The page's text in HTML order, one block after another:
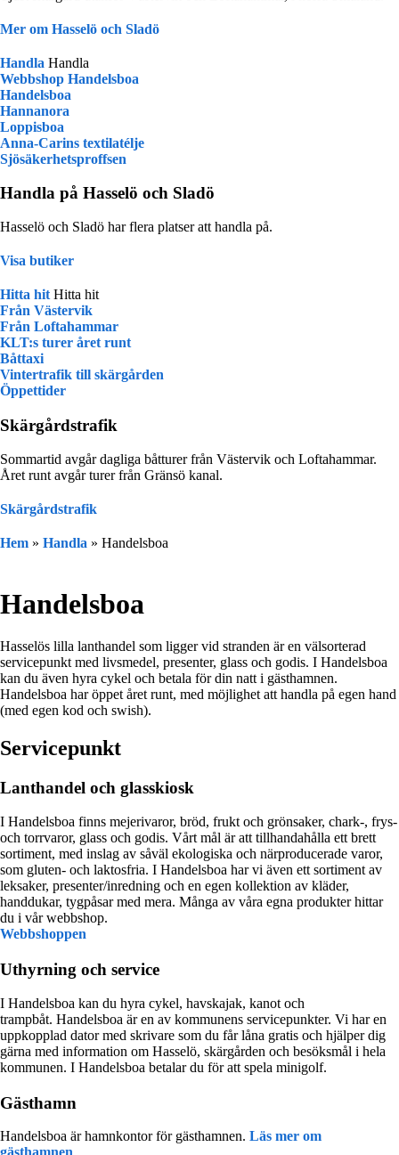
Mer om Hasselö och Sladö
Handla Handla
Webbshop Handelsboa
Handelsboa
Hannanora
Loppisboa
Anna-Carins textilatélje
Sjösäkerhetsproffsen
Handla på Hasselö och Sladö
Hasselö och Sladö har flera platser att handla på.
Visa butiker
Hitta hit Hitta hit
Från Västervik
Från Loftahammar
KLT:s turer året runt
Båttaxi
Vintertrafik till skärgården
Öppettider
Skärgårdstrafik
Sommartid avgår dagliga båtturer från Västervik och Loftahammar.
Året runt avgår turer från Gränsö kanal.
Skärgårdstrafik
Hem » Handla » Handelsboa
Handelsboa
Hasselös lilla lanthandel som ligger vid stranden är en välsorterad
servicepunkt med livsmedel, presenter, glass och godis. I Handelsboa
kan du även hyra cykel och betala för din natt i gästhamnen.
Handelsboa har öppet året runt, med möjlighet att handla på egen hand
(med egen kod och swish).
Servicepunkt
Lanthandel och glasskiosk
I Handelsboa finns mejerivaror, bröd, frukt och grönsaker, chark-, frys-
och torrvaror, glass och godis. Vårt mål är att tillhandahålla ett brett
sortiment, med inslag av såväl ekologiska och närproducerade varor,
som gluten- och laktosfria. I Handelsboa har vi även ett sortiment av
leksaker, presenter/inredning och en egen kollektion av kläder,
handdukar, tygpåsar med mera. Många av våra egna produkter hittar
du i vår webbshop.
Webbshoppen
Uthyrning och service
I Handelsboa kan du hyra cykel, havskajak, kanot och
trampbåt. Handelsboa är en av kommunens servicepunkter. Vi har en
uppkopplad dator med skrivare som du får låna gratis och hjälper dig
gärna med information om Hasselö, skärgården och besöksmål i hela
kommunen. I Handelsboa betalar du för att spela minigolf.
Gästhamn
Handelsboa är hamnkontor för gästhamnen. Läs mer om